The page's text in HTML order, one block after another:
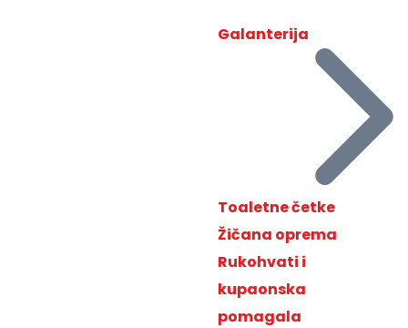
Galanterija
Toaletne četke
Žičana oprema
Rukohvati i
kupaonska
pomagala